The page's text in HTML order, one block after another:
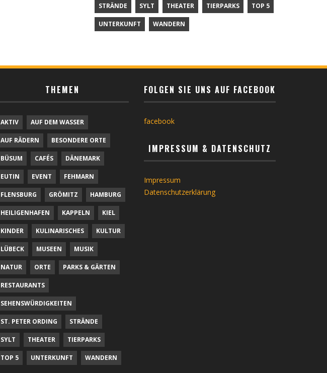
STRÄNDE SYLT THEATER TIERPARKS TOP 5
UNTERKUNFT WANDERN
THEMEN
AKTIV AUF DEM WASSER
AUF RÄDERN BESONDERE ORTE
BÜSUM CAFÉS DÄNEMARK
EUTIN EVENT FEHMARN
FLENSBURG GRÖMITZ HAMBURG
HEILIGENHAFEN KAPPELN KIEL
KINDER KULINARISCHES KULTUR
LÜBECK MUSEEN MUSIK
NATUR ORTE PARKS & GÄRTEN
RESTAURANTS
SEHENSWÜRDIGKEITEN
ST. PETER ORDING STRÄNDE
SYLT THEATER TIERPARKS
TOP 5 UNTERKUNFT WANDERN
FOLGEN SIE UNS AUF FACEBOOK
facebook
IMPRESSUM & DATENSCHUTZ
Impressum
Datenschutzerklärung